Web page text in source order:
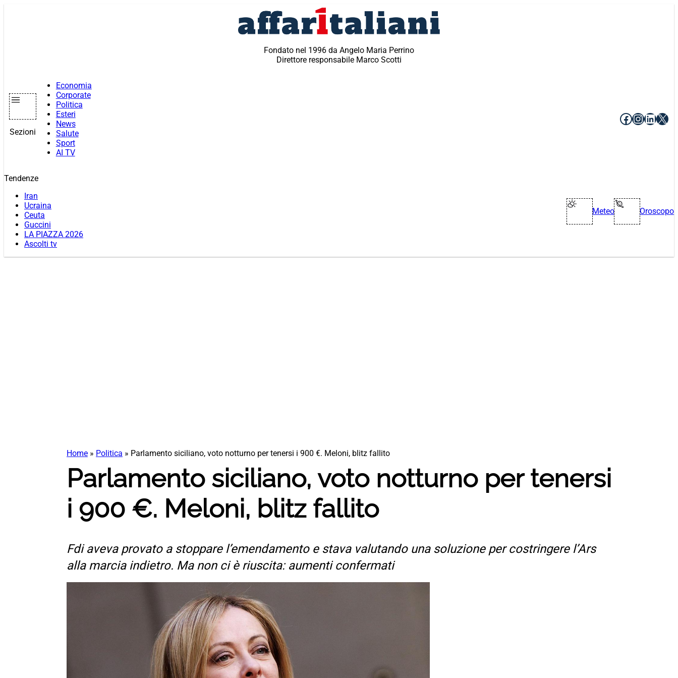
Fondato nel 1996 da Angelo Maria Perrino
Direttore responsabile Marco Scotti
Sezioni
Economia
Corporate
Politica
Esteri
News
Salute
Sport
AI TV
Facebook
X
Tendenze
Iran
Ucraina
Ceuta
Guccini
LA PIAZZA 2026
Ascolti tv
Meteo Oroscopo
Home » Politica » Parlamento siciliano, voto notturno per tenersi i 900 €. Meloni, blitz fallito
Parlamento siciliano, voto notturno per tenersi
i 900 €. Meloni, blitz fallito
Fdi aveva provato a stoppare l’emendamento e stava valutando una soluzione per costringere l’Ars
alla marcia indietro. Ma non ci è riuscita: aumenti confermati